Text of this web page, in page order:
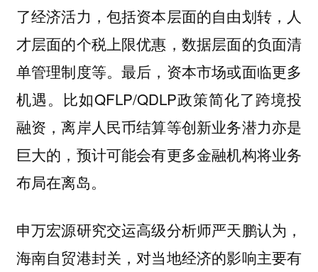
了经济活力，包括资本层面的自由划转，人
才层面的个税上限优惠，数据层面的负面清
单管理制度等。最后，资本市场或面临更多
机遇。比如QFLP/QDLP政策简化了跨境投
融资，离岸人民币结算等创新业务潜力亦是
巨大的，预计可能会有更多金融机构将业务
布局在离岛。
申万宏源研究交运高级分析师严天鹏认为，
海南自贸港封关，对当地经济的影响主要有